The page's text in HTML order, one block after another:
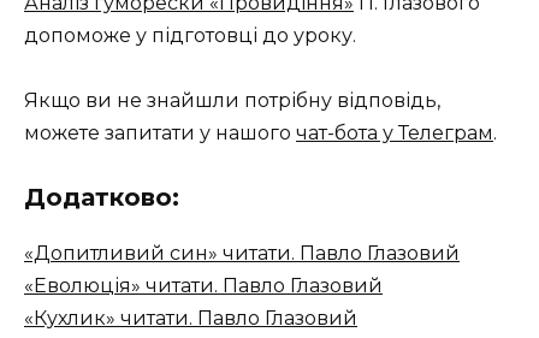
допоможе у підготовці до уроку.
Якщо ви не знайшли потрібну відповідь,
можете запитати у нашого чат-бота у Телеграм.
Додатково:
«Допитливий син» читати. Павло Глазовий
«Еволюція» читати. Павло Глазовий
«Кухлик» читати. Павло Глазовий